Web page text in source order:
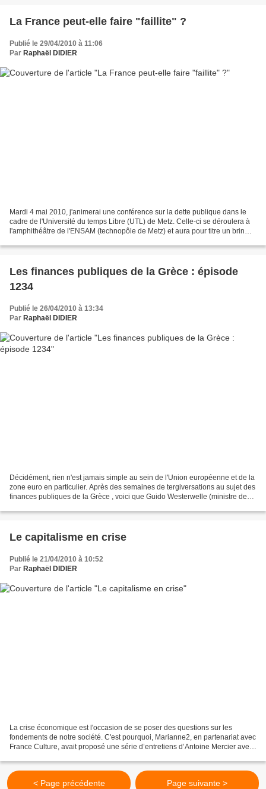
La France peut-elle faire "faillite" ?
Publié le 29/04/2010 à 11:06
Par Raphaël DIDIER
Mardi 4 mai 2010, j'animerai une conférence sur la dette publique dans le
cadre de l'Université du temps Libre (UTL) de Metz. Celle-ci se déroulera à
l'amphithéâtre de l'ENSAM (technopôle de Metz) et aura pour titre un brin
Les finances publiques de la Grèce : épisode
1234
Publié le 26/04/2010 à 13:34
Par Raphaël DIDIER
Décidément, rien n'est jamais simple au sein de l'Union européenne et de la
zone euro en particulier. Après des semaines de tergiversations au sujet des
finances publiques de la Grèce , voici que Guido Westerwelle (ministre des
Le capitalisme en crise
Publié le 21/04/2010 à 10:52
Par Raphaël DIDIER
La crise économique est l'occasion de se poser des questions sur les
fondements de notre société. C'est pourquoi, Marianne2, en partenariat avec
France Culture, avait proposé une série d’entretiens d’Antoine Mercier avec
< Page précédente Page suivante >